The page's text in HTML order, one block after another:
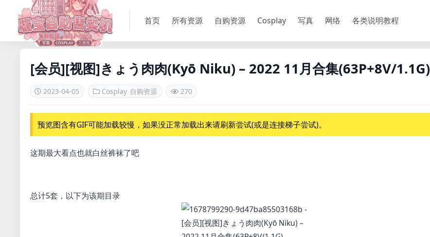
首页 所有资源 自购资源 Cosplay 写真 网络 各类说明教程
[会员][视图]きょう肉肉(Kyō Niku) – 2022 11月合集(63P+8V/1.1G)
2023-04-05 Cosplay 自购资源 270
预览图含有GIF可能加载较慢，如果没正常加载出来请刷新尝试(或是连接梯子尝试)。
这期最大看点也就白丝裤袜了吧
总计5套，以下为该期目录